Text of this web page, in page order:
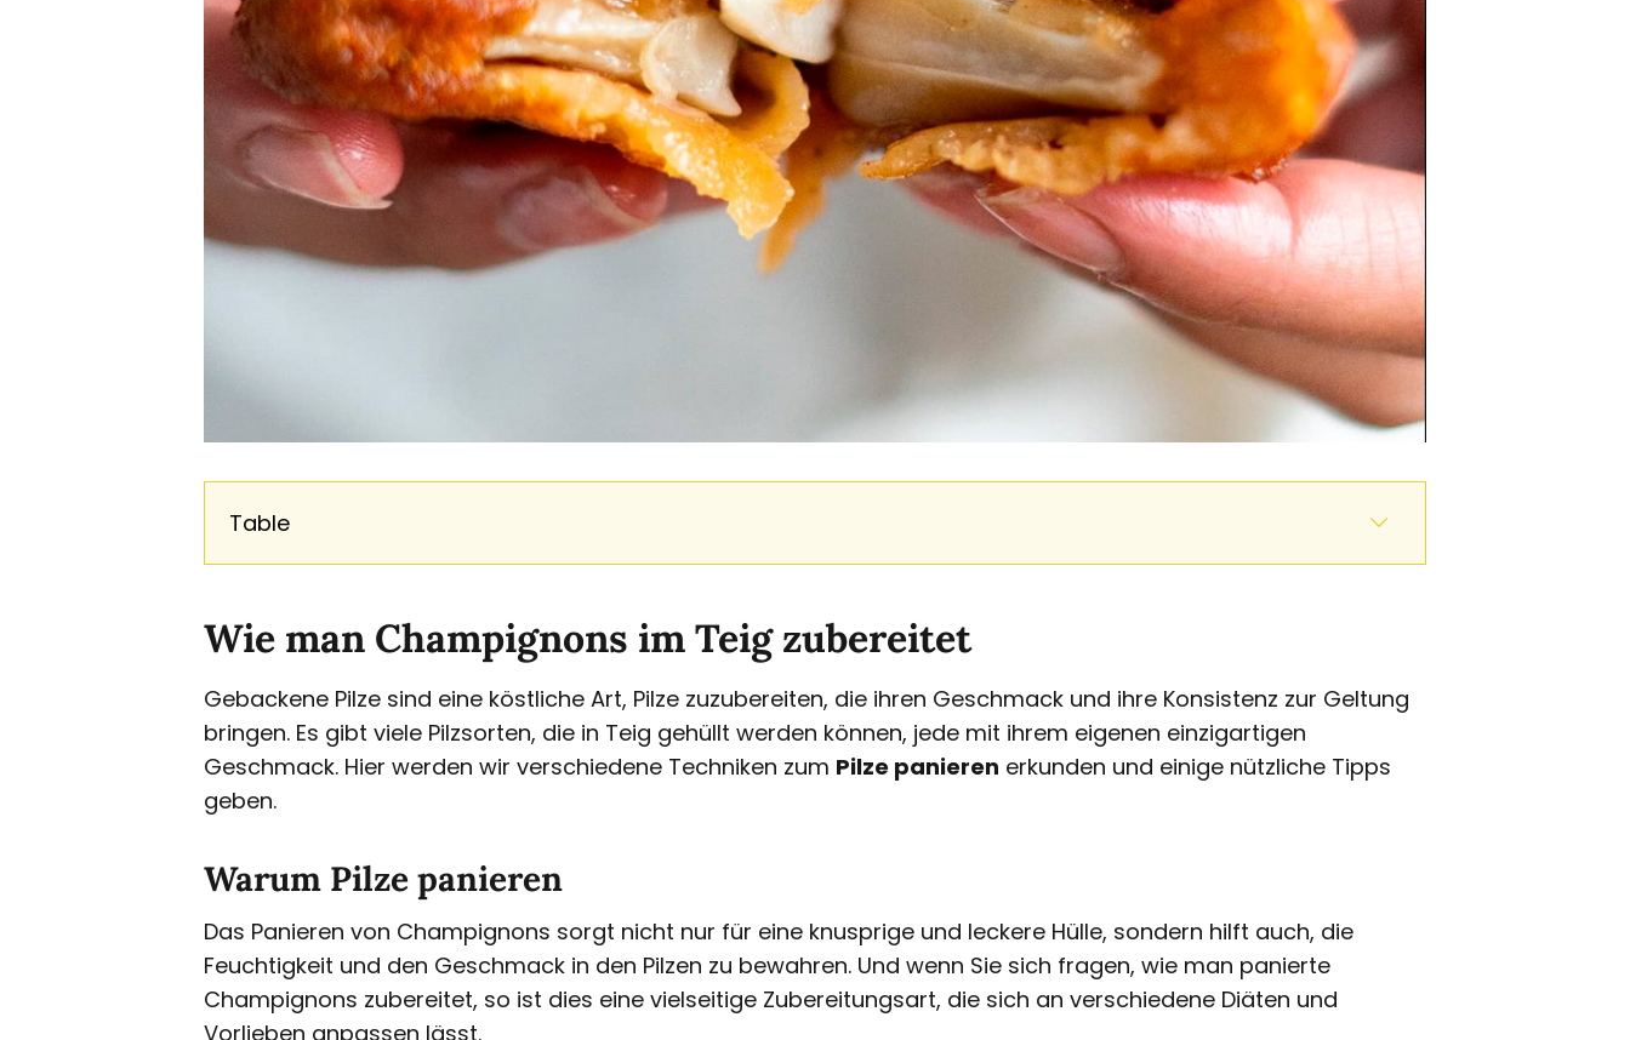
Table
Wie man Champignons im Teig zubereitet
Gebackene Pilze sind eine köstliche Art, Pilze zuzubereiten, die ihren Geschmack und ihre Konsistenz zur Geltung
bringen. Es gibt viele Pilzsorten, die in Teig gehüllt werden können, jede mit ihrem eigenen einzigartigen
Geschmack. Hier werden wir verschiedene Techniken zum Pilze panieren erkunden und einige nützliche Tipps
geben.
Warum Pilze panieren
Das Panieren von Champignons sorgt nicht nur für eine knusprige und leckere Hülle, sondern hilft auch, die
Feuchtigkeit und den Geschmack in den Pilzen zu bewahren. Und wenn Sie sich fragen, wie man panierte
Champignons zubereitet, so ist dies eine vielseitige Zubereitungsart, die sich an verschiedene Diäten und
Vorlieben anpassen lässt.